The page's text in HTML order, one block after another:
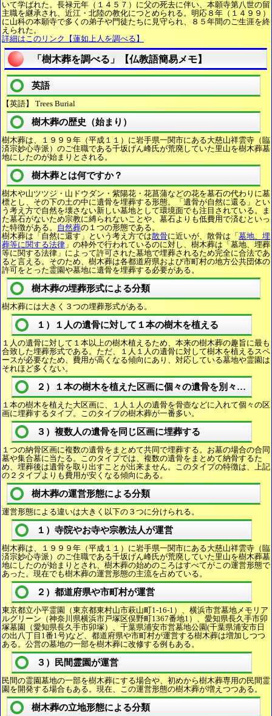
いて学ばれた。長禄元年（１４５７）に父の死去に伴い、本願寺第八世の留
主職を継承され、近江・北陸の教化につとめられる。明応８年（１４９９）
に山科の本願寺で多くの弟子や門徒たちに見守られ、８５年間のご生涯を終
えられた。
詳細はこのリンク【蓮如上人を調べる】
「樹木葬を調べる」【仏教語簡易メモ】
英語
【英語】 Trees Burial
樹木葬の歴史（始まり）
樹木葬は、１９９９年（平成１１）に岩手県一関市にある大慈山祥雲寺（臨
済宗妙心寺派）のご住職である千坂げん峰氏が荒廃していた里山を樹木葬墓
地にしたのが始まりとされる。
樹木葬とは何ですか？
樹木や山ツツジ・山ドウダン・紫陽花・花菖蒲などの花を墓石の代わりに墓
標とし、その下の土の中に遺骨を埋葬する形態。「遺骨が自然に還る」とい
う考え方で自然を壊さない新しい墓地として環境面でも注目されている。ま
た墓石がないため宗教に縛られないことや、墓石よりも低費用で済むといっ
た特徴がある。 自然葬の１つの形態である。
樹木葬は「自然に還す」という考え方では散骨に近いが、散骨は「 墓地、埋
葬等に関する法律 」の枠外で行われているのに対し、樹木葬は「墓地、埋葬
等に関する法律」によって許可された墓地で埋葬されるため完全に合法であ
ると言える。そのため、樹木葬は各都道府県および市町村の地方公共団体の
許可をとった霊園や墓地に遺骨を埋葬する必要がある。
樹木葬の埋葬形式による分類
樹木葬には大きく３つの埋葬形式がある。
１）１人の遺骨に対して１本の樹木を植える
１人の遺骨に対して１本以上の樹木植えるため、本来の樹木葬の趣旨に最も
合致した埋葬形式である。ただ、１人１人の遺骨に対して樹木を植えるスペ
ースが必要なため、費用が高くなる傾向にあり、対応している墓地や霊園は
それほど多くない。
２）１本の樹木を植えた区画に個々の遺骨を別々に埋葬
１本の樹木を植えた大区画に、１人１人の遺骨を骨壺などに入れて個々の区
画に埋葬するタイプ。このタイプの樹木葬が一番多い。
３）複数人の遺骨を同じ区画に埋葬する
１つの納骨区画に複数の遺骨をまとめて共同で埋葬する。お墓の場合の合同
墓や集合墓に当たる。このタイプでは、複数の遺骨をまとめて納骨するた
め、埋葬後は遺骨を取り出すことが出来ません。このタイプの特徴は、上記
の２タイプよりも費用が安くなる傾向にある。
樹木葬の運営形態による分類
運営形態による違いは大きく以下の３つに分けられる。
１）寺院やお寺や宗教法人が運営
樹木葬は、１９９９年（平成１１）に岩手県一関市にある大慈山祥雲寺（臨
済宗妙心寺派）のご住職である千坂げん峰氏が荒廃していた里山を樹木葬墓
地にしたのが始まりとされ、樹木葬の始めのころはすべてがこの運営形態で
あった。現在でも樹木葬の運営形態の主流を占めている。
２）都道府県や市町村が運営
東京都立小平霊園（東京都東村山市萩山町1-16-1）、横浜市営墓地メモリア
ルグリーン（神奈川県横浜市戸塚区俣野町1367番地1）、愛知県長久手市卯
塚墓園（愛知県長久手市卯塚）、千葉県浦安市営墓地公園(千葉県浦安市日
の出八丁目1番1号)など、都道府県や市町村が運営する樹木葬は増加しつつ
ある。公営の墓地の一部を樹木葬に改修する例もある。
３）民間霊園が運営
民間の霊園墓地の一部を樹木葬にする場合や、初めから樹木葬専用の民間霊
園を開発する場合もある。現在、この運営形態の樹木葬が増えつつある。
樹木葬の立地形態による分類